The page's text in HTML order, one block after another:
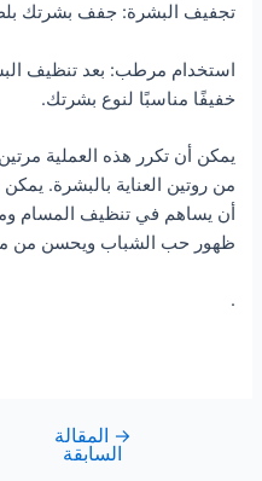
تجفيف البشرة: جفف بشرتك
استخدام مرطب: بعد تنظيف
خفيفًا مناسبًا لنوع بشرتك.
يمكن أن تكرر هذه العملية
من روتين العناية بالبشرة.
أن يساهم في تنظيف المسام
ظهور حب الشباب ويحسن من
.
→ المقالة
السابقة